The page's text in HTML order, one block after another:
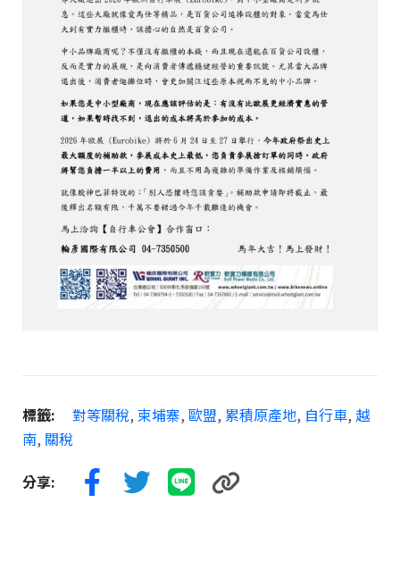
標籤: 對等關稅, 柬埔寨, 歐盟, 累積原產地, 自行車, 越
南, 關稅
分享: